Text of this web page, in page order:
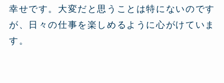
幸せです。大変だと思うことは特にないのです
が、日々の仕事を楽しめるように心がけていま
す。